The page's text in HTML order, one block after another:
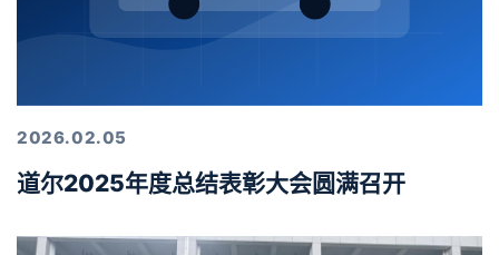
2026.02.05
道尔2025年度总结表彰大会圆满召开